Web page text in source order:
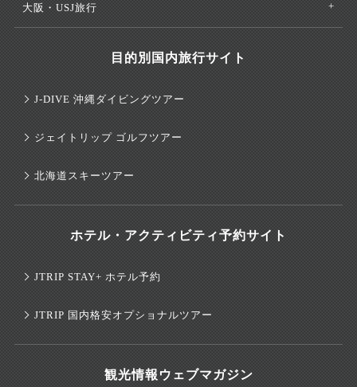
大阪・USJ旅行
目的別国内旅行サイト
J-DIVE 沖縄ダイビングツアー
ジェイトリップ ゴルフツアー
北海道スキーツアー
ホテル・アクティビティ予約サイト
JTRIP STAY+ ホテル予約
JTRIP 国内格安オプショナルツアー
観光情報ウェブマガジン